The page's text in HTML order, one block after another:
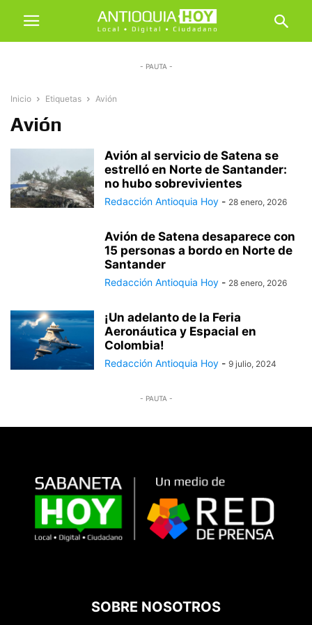
- PAUTA -
Inicio Etiquetas Avión
Avión
Avión al servicio de Satena se
estrelló en Norte de Santander:
no hubo sobrevivientes
Redacción Antioquia Hoy - 28 enero, 2026
Avión de Satena desaparece con
15 personas a bordo en Norte de
Santander
Redacción Antioquia Hoy - 28 enero, 2026
¡Un adelanto de la Feria
Aeronáutica y Espacial en
Colombia!
Redacción Antioquia Hoy - 9 julio, 2024
- PAUTA -
SOBRE NOSOTROS